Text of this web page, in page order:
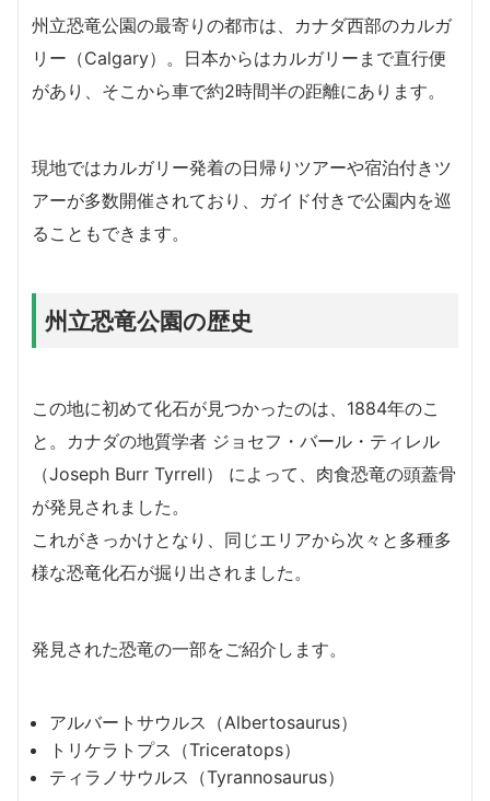
州立恐竜公園の最寄りの都市は、カナダ西部のカルガ
リー（Calgary）。日本からはカルガリーまで直行便
があり、そこから車で約2時間半の距離にあります。
現地ではカルガリー発着の日帰りツアーや宿泊付きツ
アーが多数開催されており、ガイド付きで公園内を巡
ることもできます。
州立恐竜公園の歴史
この地に初めて化石が見つかったのは、1884年のこ
と。カナダの地質学者 ジョセフ・バール・ティレル
（Joseph Burr Tyrrell） によって、肉食恐竜の頭蓋骨
が発見されました。
これがきっかけとなり、同じエリアから次々と多種多
様な恐竜化石が掘り出されました。
発見された恐竜の一部をご紹介します。
アルバートサウルス（Albertosaurus）
トリケラトプス（Triceratops）
ティラノサウルス（Tyrannosaurus）